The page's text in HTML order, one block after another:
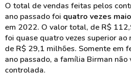
O total de vendas feitas pelos
ano passado foi quatro vezes
em 2022. O valor total, de R$
foi quase quatro vezes superior
de R$ 29,1 milhões. Somente em
ano passado, a família Birman não
controlada.